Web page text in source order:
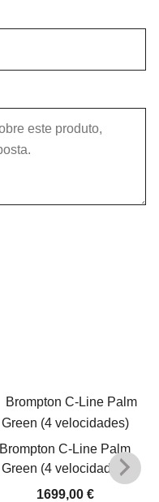
Brompton C-Line Palm
Green (4 velocidades)
1699,00 €